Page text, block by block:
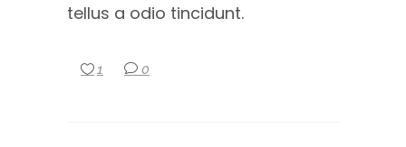
tellus a odio tincidunt.
1 0